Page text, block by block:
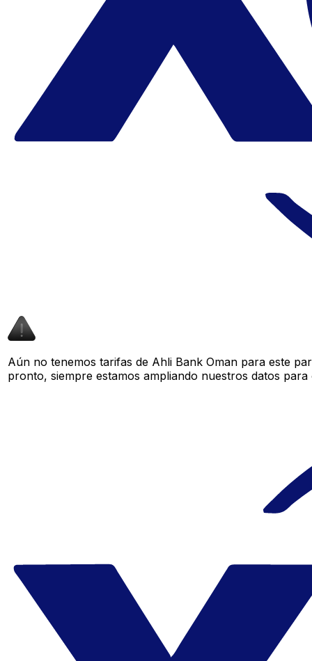
Aún no tenemos tarifas de Ahli Bank Oman para este
pronto, siempre estamos ampliando nuestros datos